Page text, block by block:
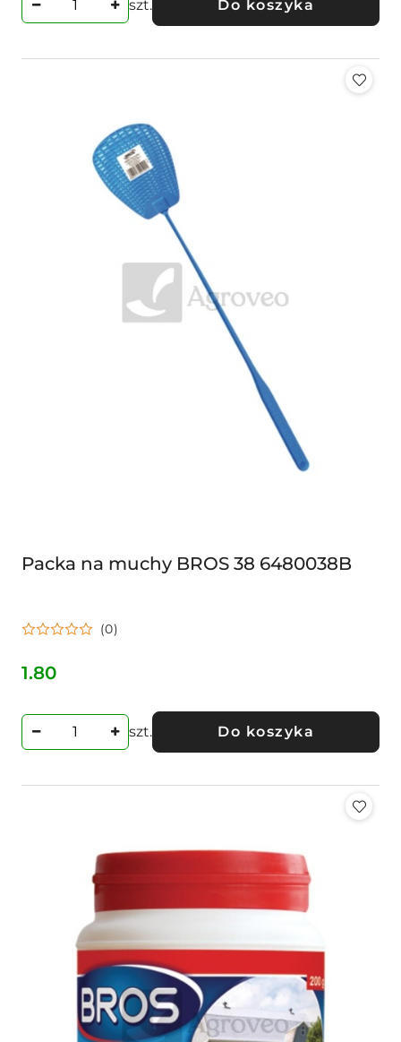
szt. Do koszyka
Packa na muchy BROS 38 6480038B
(0)
Cena:
1.80
szt. Do koszyka